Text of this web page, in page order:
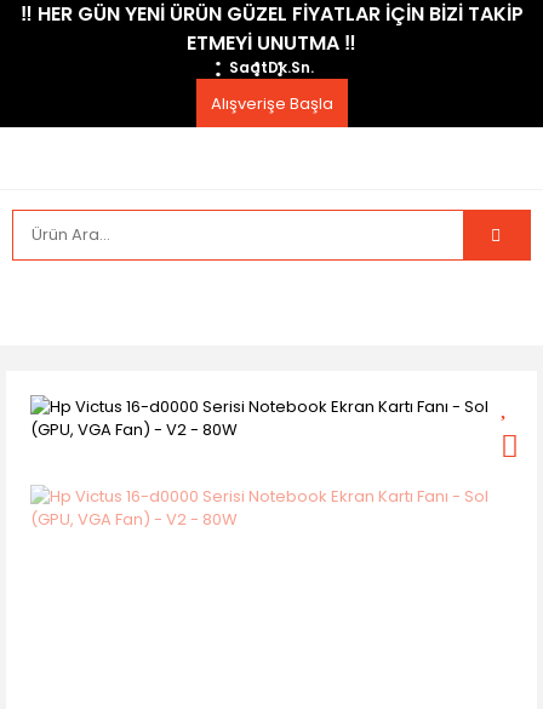
​‼️​ HER GÜN YENİ ÜRÜN GÜZEL FİYATLAR İÇİN BİZİ TAKİP
ETMEYİ UNUTMA ​‼️​
SaatDk.Sn.
Alışverişe Başla